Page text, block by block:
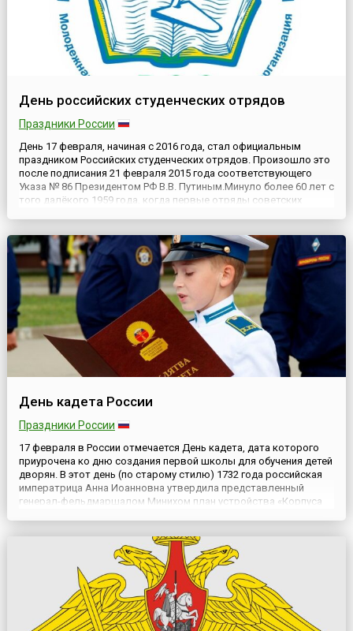
День российских студенческих отрядов
Праздники России
День 17 февраля, начиная с 2016 года, стал официальным
праздником Российских студенческих отрядов. Произошло это
после подписания 21 февраля 2015 года соответствующего
Указа № 86 Президентом РФ В.В. Путиным.Минуло более 60 лет с
того далёкого 1959 года, когда первые отряды советских
День кадета России
Праздники России
17 февраля в России отмечается День кадета, дата которого
приурочена ко дню создания первой школы для обучения детей
дворян. В этот день (по старому стилю) 1732 года российская
императрица Анна Иоанновна утвердила представленный
генерал-фельдмаршалом Минихом план устройства «Корпуса